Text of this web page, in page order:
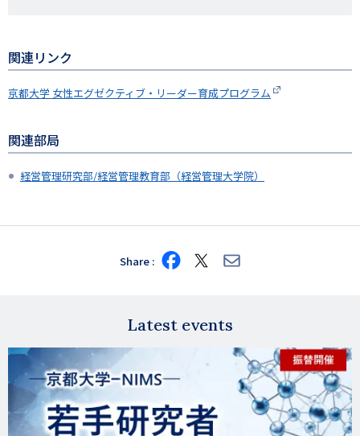
関連リンク
京都大学 女性エグゼクティブ・リーダー育成プログラム
関連部局
経営管理研究部/経営管理教育部（経営管理大学院）
Share Share
on
Share
on
Share
via
Latest events